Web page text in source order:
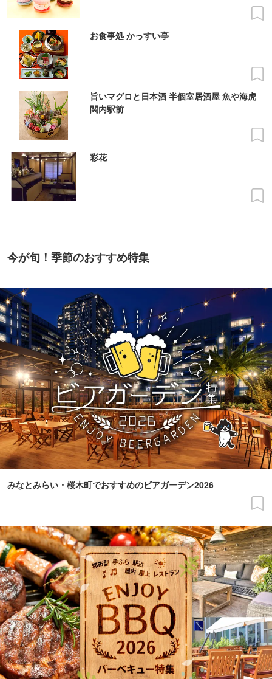
お食事処 かっすい亭
旨いマグロと日本酒 半個室居酒屋 魚や海虎
関内駅前
彩花
今が旬！季節のおすすめ特集
みなとみらい・桜木町でおすすめのビアガーデン2026